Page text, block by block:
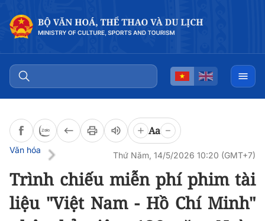
Aa
Văn hóa
Thứ Năm, 14/5/2026 10:20 (GMT+7)
Trình chiếu miễn phí phim tài
liệu "Việt Nam - Hồ Chí Minh"
Đọc bài